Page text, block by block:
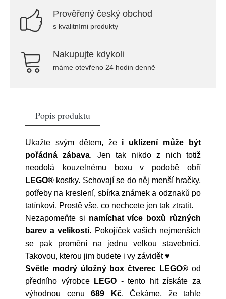
Prověřený český obchod
s kvalitními produkty
Nakupujte kdykoli
máme otevřeno 24 hodin denně
Popis produktu
Ukažte svým dětem, že i uklízení může být
pořádná zábava. Jen tak nikdo z nich totiž
neodolá kouzelnému boxu v podobě obří
LEGO® kostky. Schovají se do něj menší hračky,
potřeby na kreslení, sbírka známek a odznaků po
tatínkovi. Prostě vše, co nechcete jen tak ztratit.
Nezapomeňte si namíchat více boxů různých
barev a velikostí. Pokojíček vašich nejmenších
se pak promění na jednu velkou stavebnici.
Takovou, kterou jim budete i vy závidět ♥
Světle modrý úložný box čtverec LEGO® od
předního výrobce
LEGO - tento hit získáte za
výhodnou cenu 689 Kč. Čekáme, že tahle